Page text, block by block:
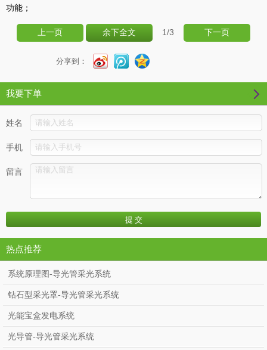
功能；
上一页 余下全文 1/3 下一页
分享到：
我要下单
姓名
手机
留言
热点推荐
系统原理图-导光管采光系统
钻石型采光罩-导光管采光系统
光能宝盒发电系统
光导管-导光管采光系统